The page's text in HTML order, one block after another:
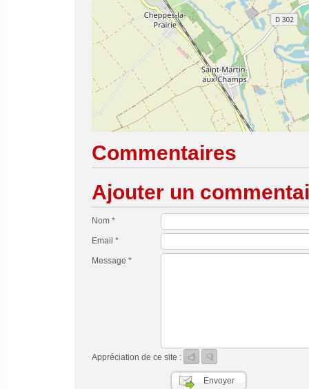
Commentaires
Ajouter un
Nom *
Email *
Message *
Appréciation de ce site :